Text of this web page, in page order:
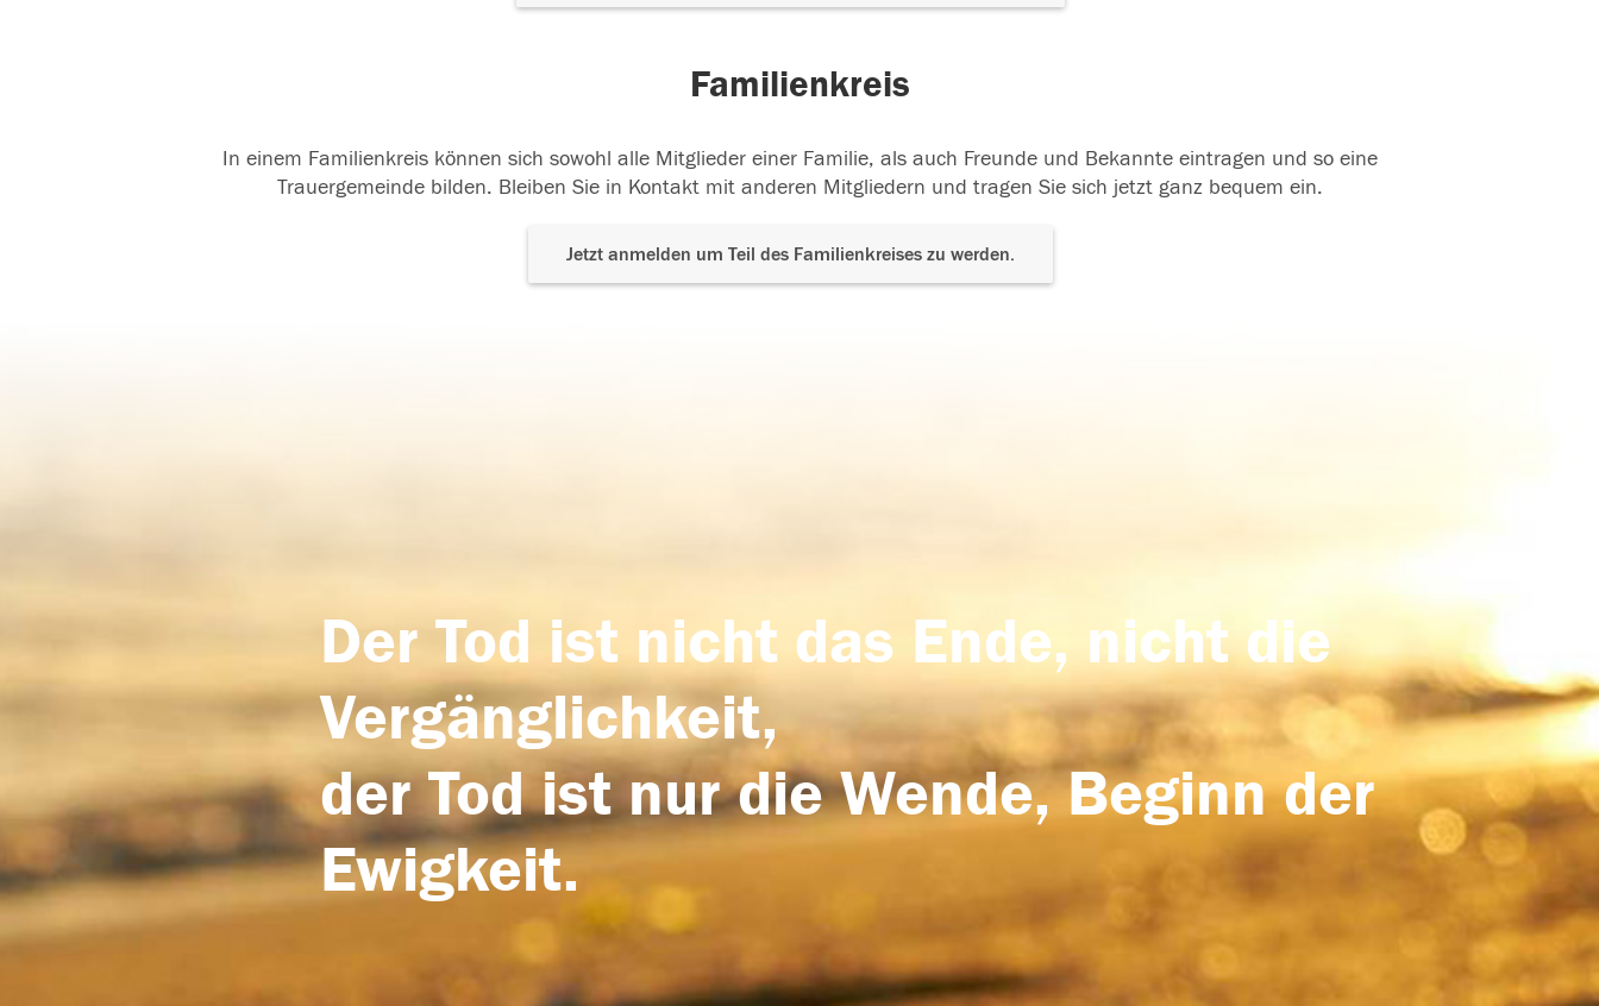
Familienkreis
In einem Familienkreis können sich sowohl alle Mitglieder einer Familie, als auch Freunde und Bekannte eintragen und so eine
Trauergemeinde bilden. Bleiben Sie in Kontakt mit anderen Mitgliedern und tragen Sie sich jetzt ganz bequem ein.
Jetzt anmelden um Teil des Familienkreises zu werden.
Der Tod ist nicht das Ende, nicht die
Vergänglichkeit,
der Tod ist nur die Wende, Beginn der
Ewigkeit.